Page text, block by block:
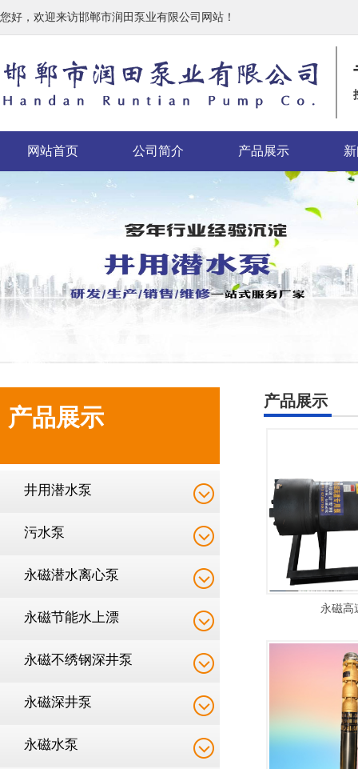
您好，欢迎来访邯郸市润田泵业有限公司网站！
网站首页 公司简介 产品展示
产品展示
井用潜水泵
污水泵
永磁潜水离心泵
永磁节能水上漂
永磁不绣钢深井泵
永磁深井泵
永磁水泵
产品展示
永磁高